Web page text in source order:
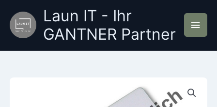
Inhalt
springen
Laun IT - Ihr
GANTNER Partner